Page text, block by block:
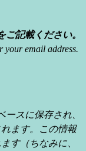
記載ください。
your email address.
スに保存され、
ます。この情報
す（ちなみに、